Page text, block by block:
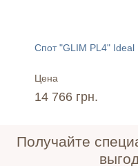
Спот "GLIM PL4" Ideal
Цена
14 766 грн.
Получайте